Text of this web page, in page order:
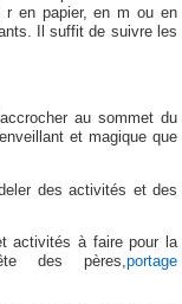
r en papier, en m ou en
Il suffit de suivre les
au sommet du
et magique que
des activités et des
activités à faire pour la
des pères,portage